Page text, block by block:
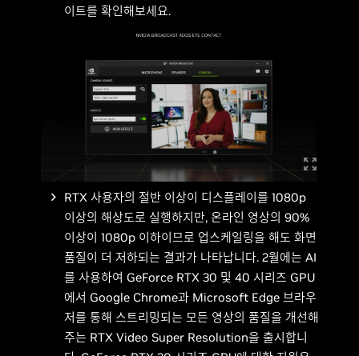
이트를 확인해보세요.
RTX 사용자의 절반 이상이 디스플레이를 1080p
이상의 해상도로 실행하지만, 온라인 영상의 90%
이상이 1080p 이하이므로 업스케일링을 해도 화면
품질이 더 저하되는 결과가 나타납니다. 2월에는 AI
를 사용하여 GeForce RTX 30 및 40 시리즈 GPU
에서 Google Chrome과 Microsoft Edge 브라우
저를 통해 스트리밍되는 모든 영상의 품질을 개선해
주는 RTX Video Super Resolution을 출시합니